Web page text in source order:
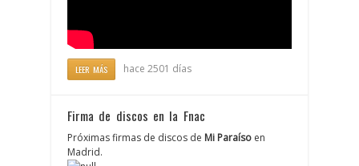
LEER MÁS hace 2501 días
Firma de discos en la Fnac
Próximas firmas de discos de Mi Paraíso en
Madrid.